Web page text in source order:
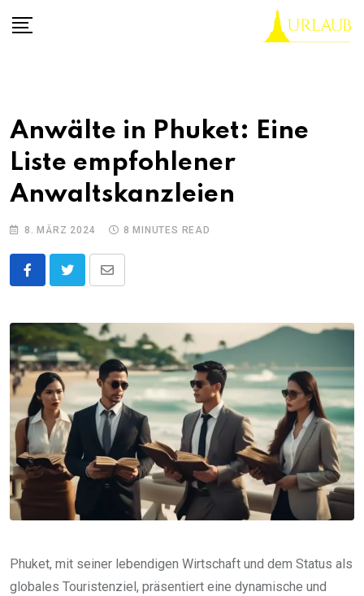
Anwälte in Phuket: Eine
Liste empfohlener
Anwaltskanzleien
8. MÄRZ 2024 8 MINUTES READ
Share
Email
Phuket, mit seiner lebendigen Wirtschaft und dem Status als
globales Touristenziel, präsentiert eine dynamische und